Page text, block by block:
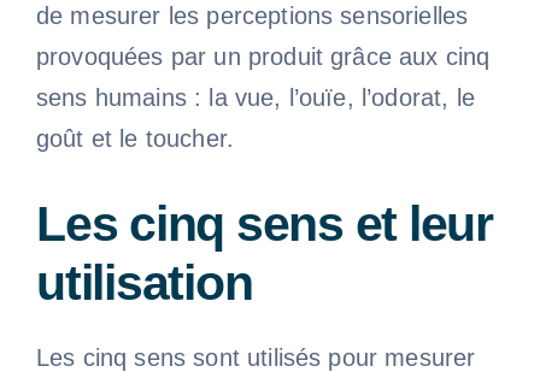
de mesurer les perceptions sensorielles
provoquées par un produit grâce aux cinq
sens humains : la vue, l’ouïe, l’odorat, le
goût et le toucher.
Les cinq sens et leur
utilisation
Les cinq sens sont utilisés pour mesurer